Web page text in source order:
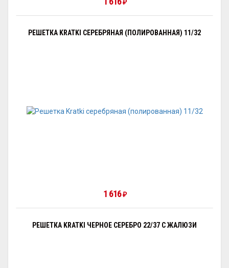
₽
РЕШЕТКА KRATKI СЕРЕБРЯНАЯ (ПОЛИРОВАННАЯ) 11/32
1 616₽
РЕШЕТКА KRATKI ЧЕРНОЕ СЕРЕБРО 22/37 С ЖАЛЮЗИ